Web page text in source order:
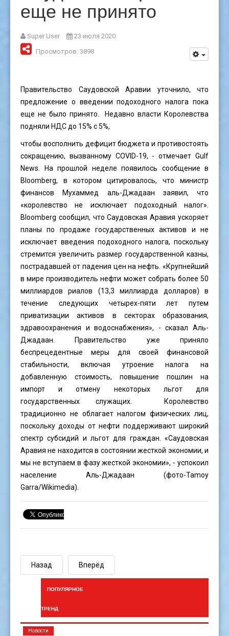
еще не принято
Super User
23 июля 2020
Просмотров: 3898
Правительство Саудовской Аравии уточнило, что
предложение о введении подоходного налога пока
еще не было принято. Недавно власти Королевства
подняли НДС до 15% с 5%,
чтобы восполнить дефицит бюджета и противостоять
сокращению, вызванному COVID-19, - отмечает Gulf
News. На прошлой неделе появилось сообщение в
Bloomberg, в котором цитировалось, что министр
финансов Мухаммед аль-Джадаан заявил, что
«королевство не исключает подоходный налог».
Bloomberg сообщил, что Саудовская Аравия ускоряет
планы по продаже государственных активов и не
исключает введения подоходного налога, поскольку
стремится увеличить размер государственной казны,
пострадавшей от падения цен на нефть. «Крупнейший
в мире производитель нефти может собрать более 50
миллиардов риалов (13,3 миллиарда долларов) в
течение следующих четырех-пяти лет путем
приватизации активов в секторах образования,
здравоохранения и водоснабжения», - сказал Аль-
Джадаан. Правительство уже приняло
беспрецедентные меры для своей финансовой
стабильности, включая утроение налога на
добавленную стоимость, повышение пошлин на
импорт и отмену некоторых льгот для
государственных служащих. Королевство
традиционно не облагает налогом физических лиц,
поскольку доходы от нефти поддерживают широкий
спектр субсидий и льгот для граждан. «Саудовская
Аравия не находится в состоянии жесткой экономии, и
мы не вступаем в фазу жесткой экономии», - успокоил
население Аль-Джадаан (фото-Tamoy
Garra/Wikimedia).
Назад Вперёд
ПОПУЛЯРНОЕ
ТРЕНД
Новости